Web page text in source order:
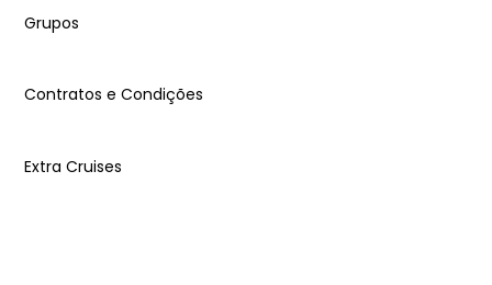
Grupos
Contratos e Condições
Extra Cruises